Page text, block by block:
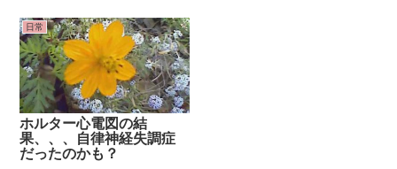
日常
ホルター心電図の結
果、、、自律神経失調症
だったのかも？